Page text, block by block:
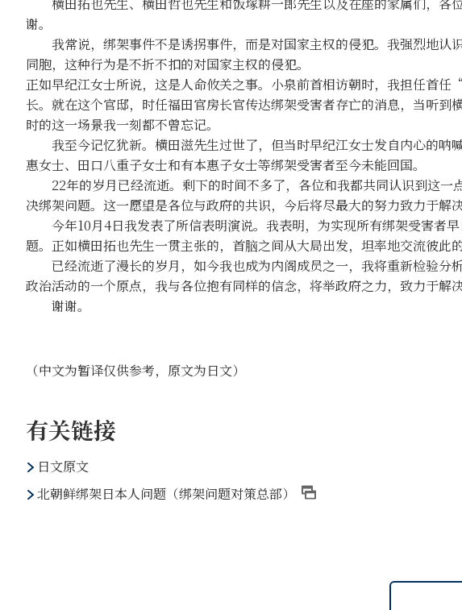
横田拓也先生、横田哲也先生和饭塚耕一郎先生以及在座的家属们，各
谢。
我常说，绑架事件不是诱拐事件，而是对国家主权的侵犯。我强烈地认
同胞，这种行为是不折不扣的对国家主权的侵犯。
正如早纪江女士所说，这是人命攸关之事。小泉前首相访朝时，我担任首
长。就在这个官邸，时任福田官房长官传达绑架受害者存亡的消息，当听
时的这一场景我一刻都不曾忘记。
我至今记忆犹新。横田滋先生过世了，但当时早纪江女士发自内心的呐
惠女士、田口八重子女士和有本惠子女士等绑架受害者至今未能回国。
22年的岁月已经流逝。剩下的时间不多了，各位和我都共同认识到这一
决绑架问题。这一愿望是各位与政府的共识，今后将尽最大的努力致力于解决
今年10月4日我发表了所信表明演说。我表明，为实现所有绑架受害者
题。正如横田拓也先生一贯主张的，首脑之间从大局出发，坦率地交流彼此
已经流逝了漫长的岁月，如今我也成为内阁成员之一，我将重新检验分
政治活动的一个原点，我与各位抱有同样的信念，将举政府之力，致力于解决
谢谢。
（中文为暂译仅供参考，原文为日文）
有关链接
日文原文
北朝鲜绑架日本人问题（绑架问题对策总部）